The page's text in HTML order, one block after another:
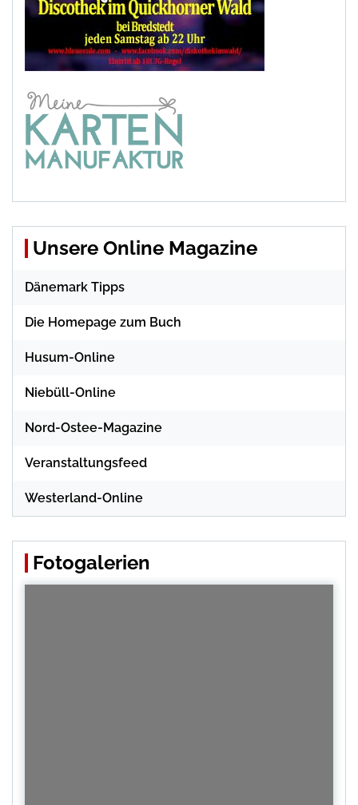
Unsere Online Magazine
Dänemark Tipps
Die Homepage zum Buch
Husum-Online
Niebüll-Online
Nord-Ostee-Magazine
Veranstaltungsfeed
Westerland-Online
Fotogalerien